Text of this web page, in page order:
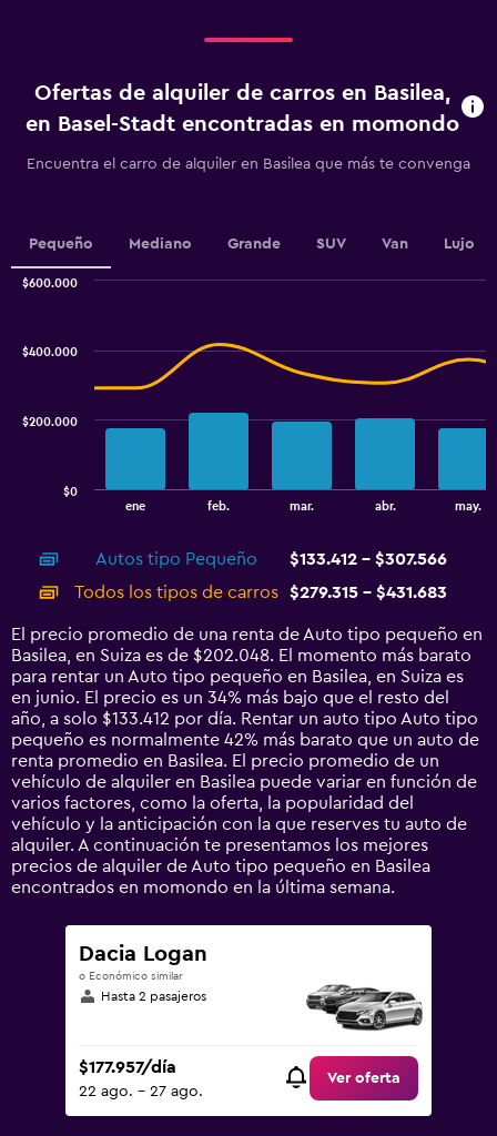
Ofertas de alquiler de carros en Basilea,
en Basel-Stadt encontradas en momondo
Encuentra el carro de alquiler en Basilea que más te convenga
Pequeño Mediano Grande SUV Van Lujo
displaying
categories.
Range:
14
categories.
The
chart
has
1
Y
axis
displaying
values.
Range:
0
to
600000.
ene feb. mar. abr. may.
$0
$200.000
$400.000
$600.000
Autos tipo Pequeño
$133.412 - $307.566
Todos los tipos de carros
$279.315 - $431.683
El precio promedio de una renta de Auto tipo pequeño en
Basilea, en Suiza es de $202.048. El momento más barato
para rentar un Auto tipo pequeño en Basilea, en Suiza es
en junio. El precio es un 34% más bajo que el resto del
año, a solo $133.412 por día. Rentar un auto tipo Auto tipo
pequeño es normalmente 42% más barato que un auto de
renta promedio en Basilea. El precio promedio de un
vehículo de alquiler en Basilea puede variar en función de
varios factores, como la oferta, la popularidad del
vehículo y la anticipación con la que reserves tu auto de
alquiler. A continuación te presentamos los mejores
precios de alquiler de Auto tipo pequeño en Basilea
encontrados en momondo en la última semana.
Dacia Logan
o Económico similar
Hasta 2 pasajeros
$177.957/día
22 ago. - 27 ago.
Ver oferta